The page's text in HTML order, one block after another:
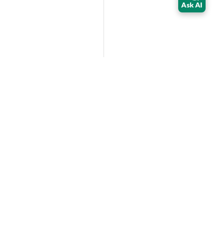
Ask AI